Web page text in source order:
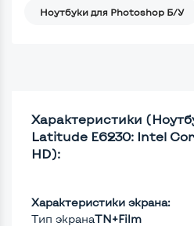
Ноутбуки для Photoshop Б/У
Характеристики
Latitude E6230: Intel
HD):
Характеристики экрана:
Тип экранаTN+Film